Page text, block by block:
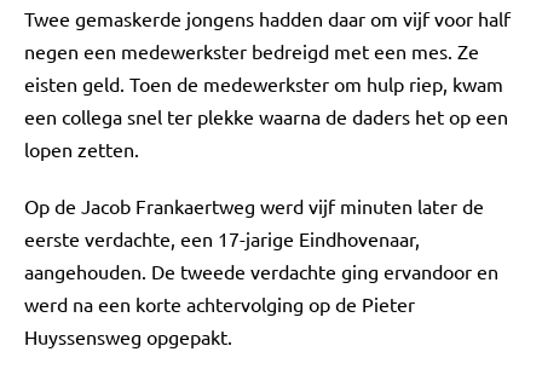
Twee gemaskerde jongens hadden daar om vijf voor half
negen een medewerkster bedreigd met een mes. Ze
eisten geld. Toen de medewerkster om hulp riep, kwam
een collega snel ter plekke waarna de daders het op een
lopen zetten.
Op de Jacob Frankaertweg werd vijf minuten later de
eerste verdachte, een 17-jarige Eindhovenaar,
aangehouden. De tweede verdachte ging ervandoor en
werd na een korte achtervolging op de Pieter
Huyssensweg opgepakt.